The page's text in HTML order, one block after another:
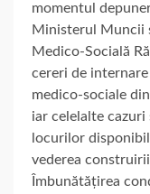
momentul
Ministerul Muncii
Medico-Socială
cereri de
medico-sociale
iar celelalte
locurilor
vederea
Îmbunătățirea